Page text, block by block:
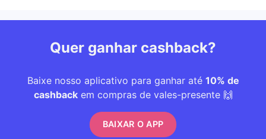
Quer ganhar cashback?
Baixe nosso aplicativo para ganhar até 10% de
cashbackem compras de vales-presente 🙌
BAIXAR O APP